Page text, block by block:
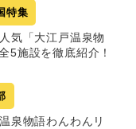
特集
気「大江戸温泉物
5施設を徹底紹介！
泉物語わんわんリ